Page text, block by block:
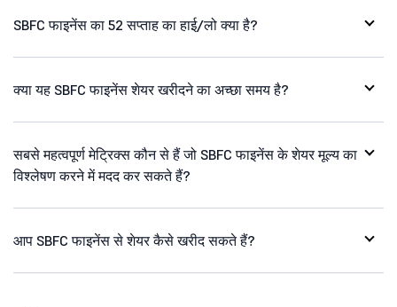
SBFC फाइनेंस का 52 सप्ताह का हाई/लो क्या है?
क्या यह SBFC फाइनेंस शेयर खरीदने का अच्छा समय है?
सबसे महत्वपूर्ण मेट्रिक्स कौन से हैं जो SBFC फाइनेंस के शेयर मूल्य का
विश्लेषण करने में मदद कर सकते हैं?
आप SBFC फाइनेंस से शेयर कैसे खरीद सकते हैं?